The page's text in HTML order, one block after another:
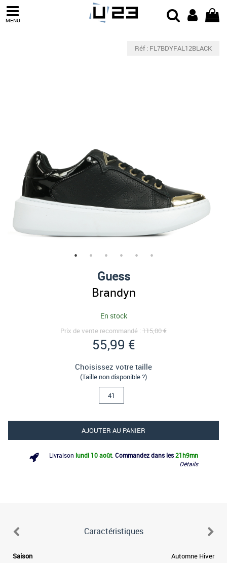
MENU
Réf : FL7BDYFAL12BLACK
Guess
Brandyn
En stock
Prix de vente recommandé : 115,00 €
55,99 €
Choisissez votre taille
(Taille non disponible ?)
41
AJOUTER AU PANIER
Livraison lundi 10 août. Commandez dans les 21h9mn
Détails
Caractéristiques
Saison Automne Hiver